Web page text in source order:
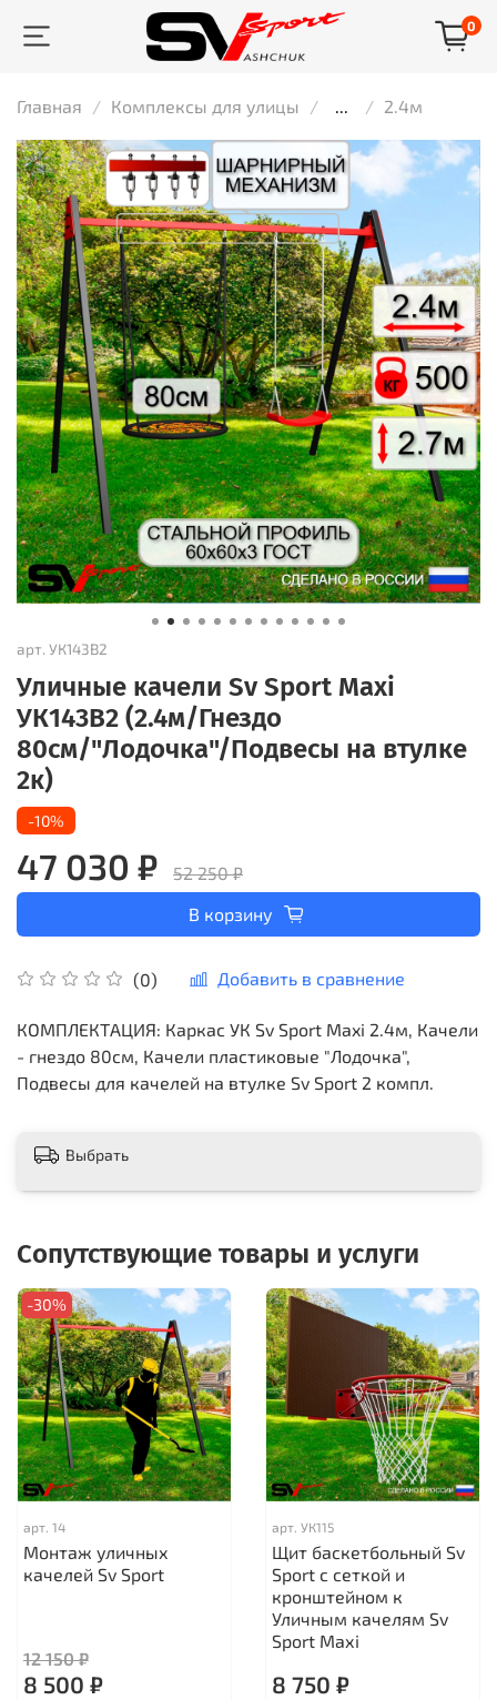
0
Главная Комплексы для улицы ... 2.4м
арт. УК143В2
Уличные качели Sv Sport Maxi
УК143В2 (2.4м/Гнездо
80см/"Лодочка"/Подвесы на втулке
2к)
(0) Добавить в сравнение
-10%
47 030 ₽
52 250 ₽
В корзину
КОМПЛЕКТАЦИЯ: Каркас УК Sv Sport Maxi 2.4м, Качели
- гнездо 80см, Качели пластиковые "Лодочка",
Подвесы для качелей на втулке Sv Sport 2 компл.
Выбрать
Сопутствующие товары и услуги
-30%
арт. 14
Монтаж уличных
качелей Sv Sport
12 150 ₽
8 500 ₽
арт. УК115
Щит баскетбольный Sv
Sport c сеткой и
кронштейном к
Уличным качелям Sv
Sport Maхi
8 750 ₽